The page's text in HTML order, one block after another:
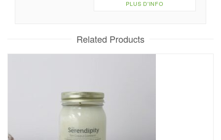
PLUS D'INFO
Related Products